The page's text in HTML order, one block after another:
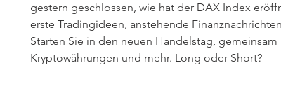
gestern geschlossen, wie hat der DAX Index
erste Tradingideen, anstehende
Starten Sie in den neuen Handelstag,
Kryptowährungen und mehr. Long oder Short?